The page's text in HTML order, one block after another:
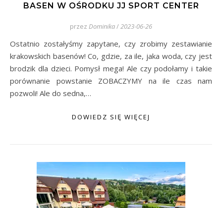
BASEN W OŚRODKU JJ SPORT CENTER
przez Dominika/2023-06-26
Ostatnio zostałyśmy zapytane, czy zrobimy zestawianie
krakowskich basenów! Co, gdzie, za ile, jaka woda, czy jest
brodzik dla dzieci. Pomysł mega! Ale czy podołamy i takie
porównanie powstanie ZOBACZYMY na ile czas nam
pozwoli! Ale do sedna,…
DOWIEDZ SIĘ WIĘCEJ